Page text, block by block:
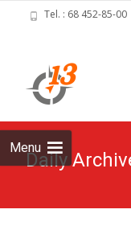
Tel. : 68 452-85-00
Menu
Daily